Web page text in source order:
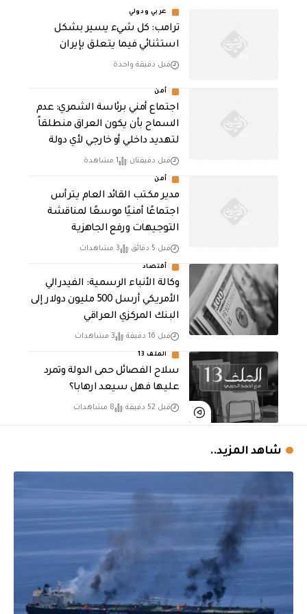
عربي ودولي
ترامب: كل شيء يسير بشكل
استثنائي فيما يتعلق بإيران
قبل دقيقة واحدة
أمن
اجتماع أمني برئاسة الشمري: عدم
السماح بأن يكون العراق منطلقاً
لتهديد داخلي أو خارجي لأي دولة
قبل دقيقتان 1 مشاهدة
أمن
مدير مكتب القائد العام يترأس
اجتماعًا أمنيًا موسعًا لمناقشة
التوجيهات ورفع الجاهزية
قبل 5 دقائق 3 مشاهدات
أقتصاد
وكالة الأنباء الرسمية: الفيدرالي
الأمريكي أرسل 500 مليون دولار إلى
البنك المركزي العراقي
قبل 16 دقيقة 3 مشاهدات
الملف 13
سلاح الفصائل حمى الدولة وتمرد
عليها فهل سيعد ارهابا؟
قبل 52 دقيقة 8 مشاهدات
شاهد المزيد..